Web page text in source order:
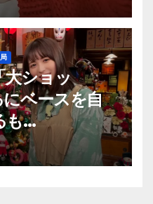
大ショッ
ベースを自
も…